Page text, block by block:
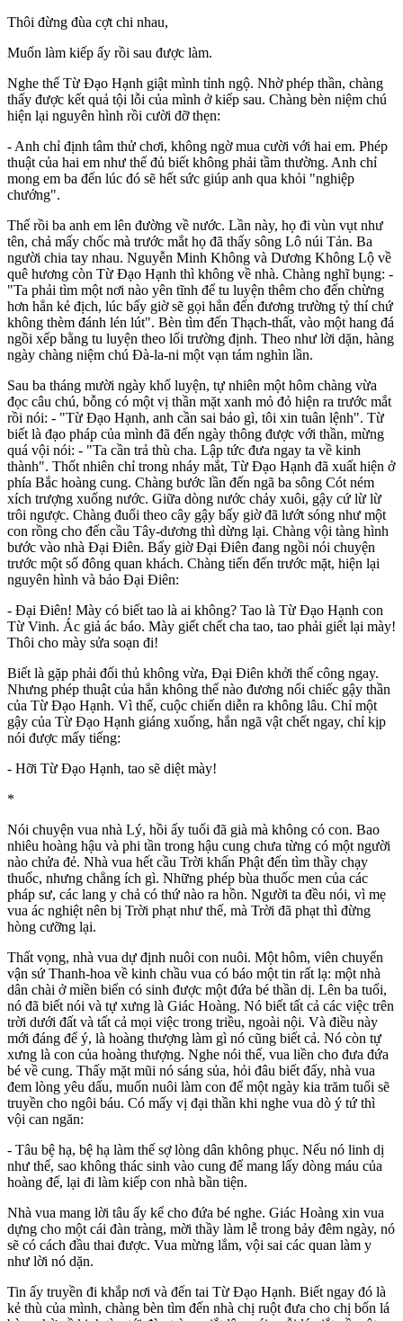
Thôi đừng đùa cợt chi nhau,
Muốn làm kiếp ấy rồi sau được làm.
Nghe thế Từ Đạo Hạnh giật mình tỉnh ngộ. Nhờ phép thần, chàng
thấy được kết quả tội lỗi của mình ở kiếp sau. Chàng bèn niệm chú
hiện lại nguyên hình rồi cười đỡ thẹn:
- Anh chỉ định tâm thử chơi, không ngờ mua cười với hai em. Phép
thuật của hai em như thế đủ biết không phải tầm thường. Anh chỉ
mong em ba đến lúc đó sẽ hết sức giúp anh qua khỏi "nghiệp
chướng".
Thế rồi ba anh em lên đường về nước. Lần này, họ đi vùn vụt như
tên, chả mấy chốc mà trước mắt họ đã thấy sông Lô núi Tản. Ba
người chia tay nhau. Nguyễn Minh Không và Dương Không Lộ về
quê hương còn Từ Đạo Hạnh thì không về nhà. Chàng nghĩ bụng: -
"Ta phải tìm một nơi nào yên tĩnh để tu luyện thêm cho đến chừng
hơn hẳn kẻ địch, lúc bấy giờ sẽ gọi hắn đến đương trường tỷ thí chứ
không thèm đánh lén lút". Bèn tìm đến Thạch-thất, vào một hang đá
ngồi xếp bằng tu luyện theo lối trường định. Theo như lời dặn, hàng
ngày chàng niệm chú Đà-la-ni một vạn tám nghìn lần.
Sau ba tháng mười ngày khổ luyện, tự nhiên một hôm chàng vừa
đọc câu chú, bỗng có một vị thần mặt xanh mỏ đỏ hiện ra trước mắt
rồi nói: - "Từ Đạo Hạnh, anh cần sai bảo gì, tôi xin tuân lệnh". Từ
biết là đạo pháp của mình đã đến ngày thông được với thần, mừng
quá vội nói: - "Ta cần trả thù cha. Lập tức đưa ngay ta về kinh
thành". Thốt nhiên chỉ trong nháy mắt, Từ Đạo Hạnh đã xuất hiện ở
phía Bắc hoàng cung. Chàng bước lần đến ngã ba sông Cót ném
xích trượng xuống nước. Giữa dòng nước chảy xuôi, gậy cứ lừ lừ
trôi ngược. Chàng đuổi theo cây gậy bấy giờ đã lướt sóng như một
con rồng cho đến cầu Tây-dương thì dừng lại. Chàng vội tàng hình
bước vào nhà Đại Điên. Bấy giờ Đại Điên đang ngồi nói chuyện
trước một số đông quan khách. Chàng tiến đến trước mặt, hiện lại
nguyên hình và bảo Đại Điên:
- Đại Điên! Mày có biết tao là ai không? Tao là Từ Đạo Hạnh con
Từ Vinh. Ác giả ác báo. Mày giết chết cha tao, tao phải giết lại mày!
Thôi cho mày sửa soạn đi!
Biết là gặp phải đối thủ không vừa, Đại Điên khởi thế công ngay.
Nhưng phép thuật của hắn không thể nào đương nổi chiếc gậy thần
của Từ Đạo Hạnh. Vì thế, cuộc chiến diễn ra không lâu. Chỉ một
gậy của Từ Đạo Hạnh giáng xuống, hắn ngã vật chết ngay, chỉ kịp
nói được mấy tiếng:
- Hỡi Từ Đạo Hạnh, tao sẽ diệt mày!
*
Nói chuyện vua nhà Lý, hồi ấy tuổi đã già mà không có con. Bao
nhiêu hoàng hậu và phi tần trong hậu cung chưa từng có một người
nào chửa đẻ. Nhà vua hết cầu Trời khấn Phật đến tìm thầy chạy
thuốc, nhưng chẳng ích gì. Những phép bùa thuốc men của các
pháp sư, các lang y chả có thứ nào ra hồn. Người ta đều nói, vì mẹ
vua ác nghiệt nên bị Trời phạt như thế, mà Trời đã phạt thì đừng
hòng cưỡng lại.
Thất vọng, nhà vua dự định nuôi con nuôi. Một hôm, viên chuyển
vận sứ Thanh-hoa về kinh chầu vua có báo một tin rất lạ: một nhà
dân chài ở miền biển có sinh được một đứa bé thần dị. Lên ba tuổi,
nó đã biết nói và tự xưng là Giác Hoàng. Nó biết tất cả các việc trên
trời dưới đất và tất cả mọi việc trong triều, ngoài nội. Và điều này
mới đáng để ý, là hoàng thượng làm gì nó cũng biết cả. Nó còn tự
xưng là con của hoàng thượng. Nghe nói thế, vua liền cho đưa đứa
bé về cung. Thấy mặt mũi nó sáng sủa, hỏi đâu biết đấy, nhà vua
đem lòng yêu dấu, muốn nuôi làm con để một ngày kia trăm tuổi sẽ
truyền cho ngôi báu. Có mấy vị đại thần khi nghe vua dò ý tứ thì
vội can ngăn:
- Tâu bệ hạ, bệ hạ làm thế sợ lòng dân không phục. Nếu nó linh dị
như thế, sao không thác sinh vào cung để mang lấy dòng máu của
hoàng đế, lại đi làm kiếp con nhà bần tiện.
Nhà vua mang lời tâu ấy kể cho đứa bé nghe. Giác Hoàng xin vua
dựng cho một cái đàn tràng, mời thầy làm lễ trong bảy đêm ngày, nó
sẽ có cách đầu thai được. Vua mừng lắm, vội sai các quan làm y
như lời nó dặn.
Tin ấy truyền đi khắp nơi và đến tai Từ Đạo Hạnh. Biết ngay đó là
kẻ thù của mình, chàng bèn tìm đến nhà chị ruột đưa cho chị bốn lá